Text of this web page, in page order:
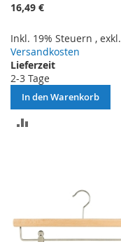
16,49 €
Inkl. 19% Steuern , exkl.
Versandkosten
Lieferzeit
2-3 Tage
In den Warenkorb